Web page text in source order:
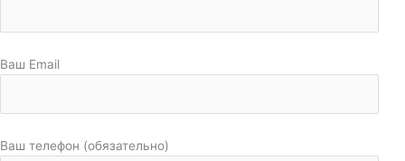
Ваш Email
Ваш телефон (обязательно)